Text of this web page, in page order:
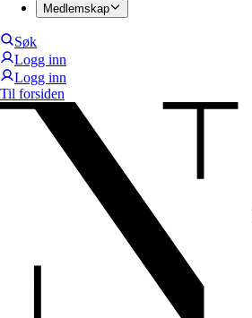
Medlemskap
Søk
Logg inn
Logg inn
Til forsiden